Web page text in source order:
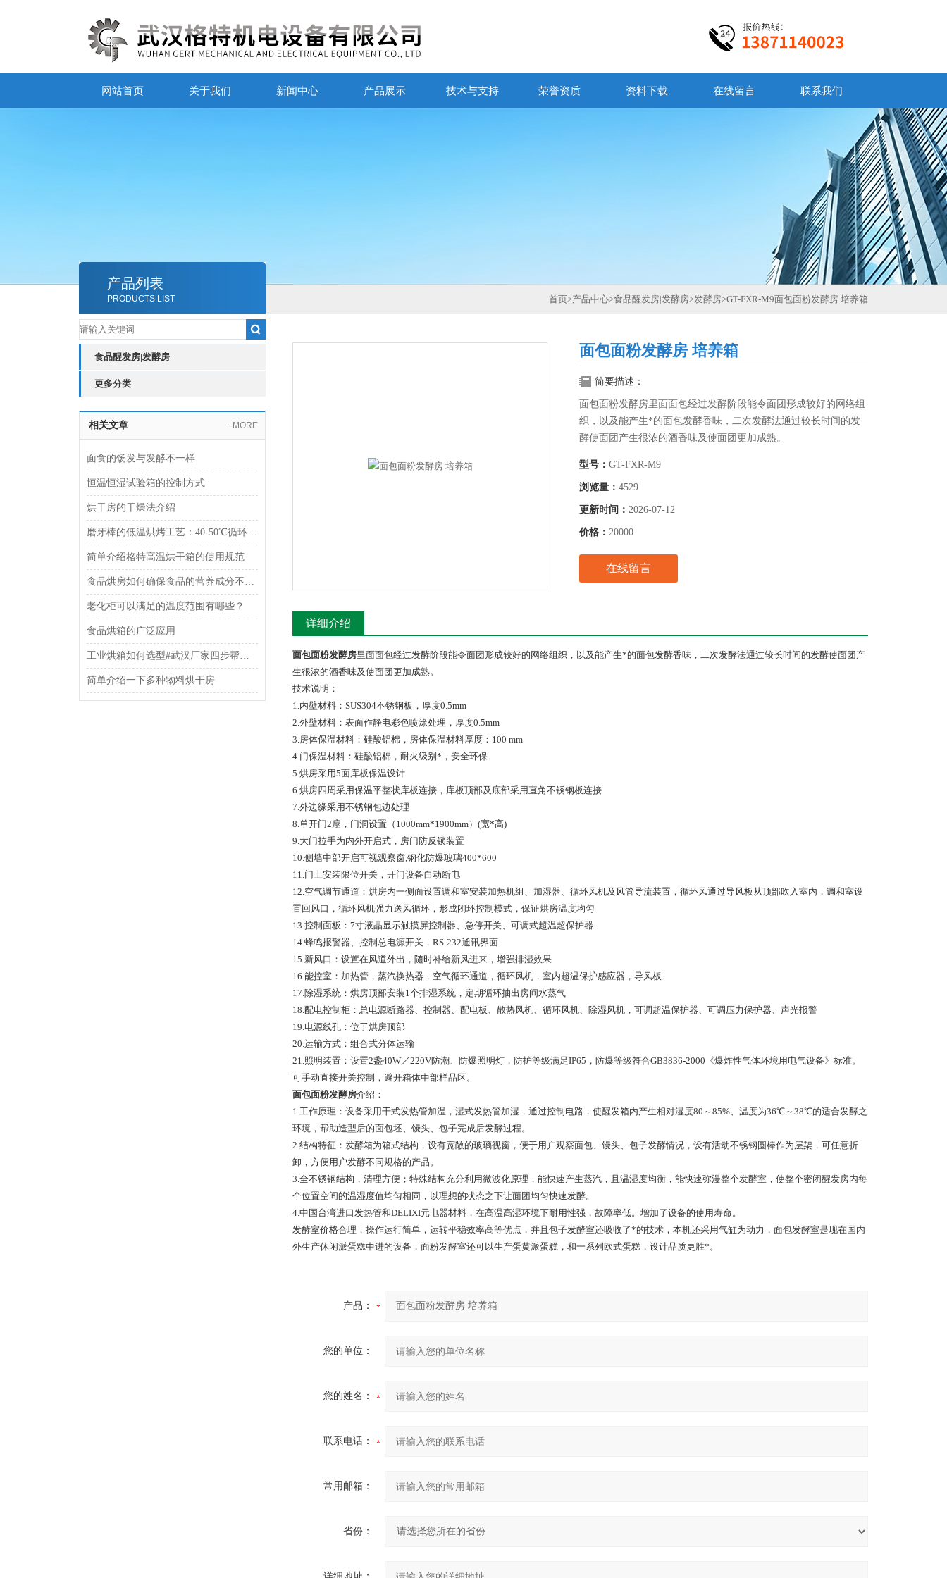
网站首页 关于我们 新闻中心 产品展示 技术与支持 荣誉资质 资料下载 在线留言 联系我们
产品列表
PRODUCTS LIST
食品醒发房|发酵房
更多分类
相关文章 +MORE
面食的饧发与发酵不一样
恒温恒湿试验箱的控制方式
烘干房的干燥法介绍
磨牙棒的低温烘烤工艺：40-50℃循环烘烤的奥秘
简单介绍格特高温烘干箱的使用规范
食品烘房如何确保食品的营养成分不被破坏？
老化柜可以满足的温度范围有哪些？
食品烘箱的广泛应用
工业烘箱如何选型#武汉厂家四步帮你搞懂
简单介绍一下多种物料烘干房
首页>产品中心>食品醒发房|发酵房>发酵房>GT-FXR-M9面包面粉发酵房 培养箱
面包面粉发酵房 培养箱
简要描述：
面包面粉发酵房里面面包经过发酵阶段能令面团形成较好的网络组
织，以及能产生*的面包发酵香味，二次发酵法通过较长时间的发
酵使面团产生很浓的酒香味及使面团更加成熟。
型号： GT-FXR-M9
浏览量： 4529
更新时间： 2026-07-12
价格： 20000
在线留言
详细介绍
面包面粉发酵房里面面包经过发酵阶段能令面团形成较好的网络组织，以及能产生*的面包发酵香味，二次发酵法通过较长时间的发酵使面团产
生很浓的酒香味及使面团更加成熟。
技术说明：
1.内壁材料：SUS304不锈钢板，厚度0.5mm
2.外壁材料：表面作静电彩色喷涂处理，厚度0.5mm
3.房体保温材料：硅酸铝棉，房体保温材料厚度：100 mm
4.门保温材料：硅酸铝棉，耐火级别*，安全环保
5.烘房采用5面库板保温设计
6.烘房四周采用保温平整状库板连接，库板顶部及底部采用直角不锈钢板连接
7.外边缘采用不锈钢包边处理
8.单开门2扇，门洞设置（1000mm*1900mm）(宽*高)
9.大门拉手为内外开启式，房门防反锁装置
10.侧墙中部开启可视观察窗,钢化防爆玻璃400*600
11.门上安装限位开关，开门设备自动断电
12.空气调节通道：烘房内一侧面设置调和室安装加热机组、加湿器、循环风机及风管导流装置，循环风通过导风板从顶部吹入室内，调和室设
置回风口，循环风机强力送风循环，形成闭环控制模式，保证烘房温度均匀
13.控制面板：7寸液晶显示触摸屏控制器、急停开关、可调式超温超保护器
14.蜂鸣报警器、控制总电源开关，RS-232通讯界面
15.新风口：设置在风道外出，随时补给新风进来，增强排湿效果
16.能控室：加热管，蒸汽换热器，空气循环通道，循环风机，室内超温保护感应器，导风板
17.除湿系统：烘房顶部安装1个排湿系统，定期循环抽出房间水蒸气
18.配电控制柜：总电源断路器、控制器、配电板、散热风机、循环风机、除湿风机，可调超温保护器、可调压力保护器、声光报警
19.电源线孔：位于烘房顶部
20.运输方式：组合式分体运输
21.照明装置：设置2盏40W／220V防潮、防爆照明灯，防护等级满足IP65，防爆等级符合GB3836-2000《爆炸性气体环境用电气设备》标准。
可手动直接开关控制，避开箱体中部样品区。
面包面粉发酵房介绍：
1.工作原理：设备采用干式发热管加温，湿式发热管加湿，通过控制电路，使醒发箱内产生相对湿度80～85%、温度为36℃～38℃的适合发酵之
环境，帮助造型后的面包坯、馒头、包子完成后发酵过程。
2.结构特征：发酵箱为箱式结构，设有宽敞的玻璃视窗，便于用户观察面包、馒头、包子发酵情况，设有活动不锈钢圆棒作为层架，可任意折
卸，方便用户发酵不同规格的产品。
3.全不锈钢结构，清理方便；特殊结构充分利用微波化原理，能快速产生蒸汽，且温湿度均衡，能快速弥漫整个发酵室，使整个密闭醒发房内每
个位置空间的温湿度值均匀相同，以理想的状态之下让面团均匀快速发酵。
4.中国台湾进口发热管和DELIXI元电器材料，在高温高湿环境下耐用性强，故障率低。增加了设备的使用寿命。
发酵室价格合理，操作运行简单，运转平稳效率高等优点，并且包子发酵室还吸收了*的技术，本机还采用气缸为动力，面包发酵室是现在国内
外生产休闲派蛋糕中进的设备，面粉发酵室还可以生产蛋黄派蛋糕，和一系列欧式蛋糕，设计品质更胜*。
产品：
您的单位：
您的姓名：
联系电话：
常用邮箱：
省份：